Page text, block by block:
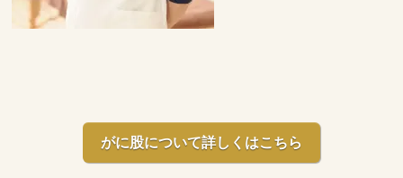
がに股について詳しくはこちら